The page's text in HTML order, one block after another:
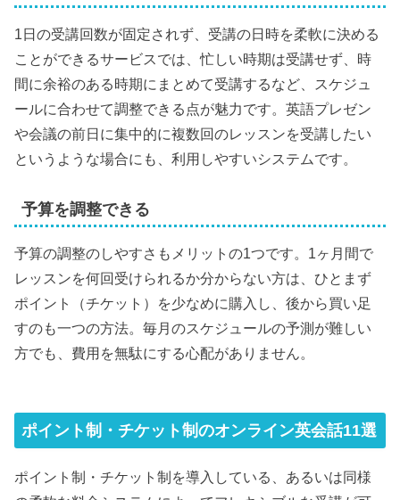
1日の受講回数が固定されず、受講の日時を柔軟に決める
ことができるサービスでは、忙しい時期は受講せず、時
間に余裕のある時期にまとめて受講するなど、スケジュ
ールに合わせて調整できる点が魅力です。英語プレゼン
や会議の前日に集中的に複数回のレッスンを受講したい
というような場合にも、利用しやすいシステムです。
予算を調整できる
予算の調整のしやすさもメリットの1つです。1ヶ月間で
レッスンを何回受けられるか分からない方は、ひとまず
ポイント（チケット）を少なめに購入し、後から買い足
すのも一つの方法。毎月のスケジュールの予測が難しい
方でも、費用を無駄にする心配がありません。
ポイント制・チケット制のオンライン英会話11選
ポイント制・チケット制を導入している、あるいは同様